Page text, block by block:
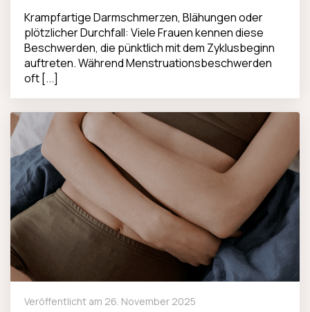
Krampfartige Darmschmerzen, Blähungen oder
plötzlicher Durchfall: Viele Frauen kennen diese
Beschwerden, die pünktlich mit dem Zyklusbeginn
auftreten. Während Menstruationsbeschwerden
oft [...]
Veröffentlicht am 26. November 2025